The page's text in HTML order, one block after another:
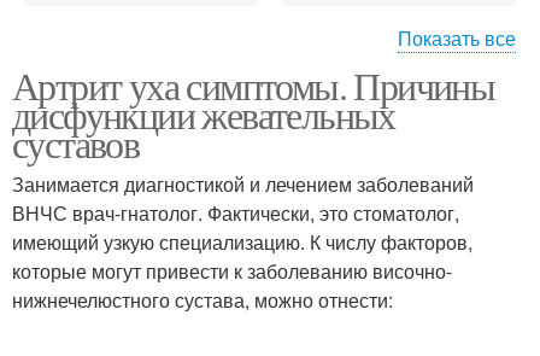
Лицевой сустав
Показать все
Артрит уха симптомы. Причины
дисфункции жевательных
суставов
Занимается диагностикой и лечением заболеваний
ВНЧС врач-гнатолог. Фактически, это стоматолог,
имеющий узкую специализацию. К числу факторов,
которые могут привести к заболеванию височно-
нижнечелюстного сустава, можно отнести: